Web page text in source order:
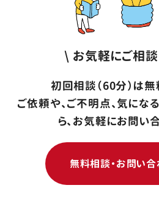
\ お気軽にご相談
初回相談（60分）は無
ご依頼や、ご不明点、気にな
ら、お気軽にお問い
無料相談・お問い